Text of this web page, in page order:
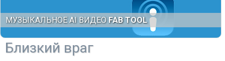
МУЗЫКАЛЬНОЕ AI ВИДЕО FAB TOOL
Близкий враг